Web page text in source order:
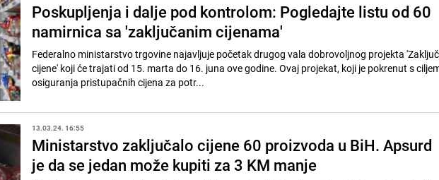
Poskupljenja i dalje pod kontrolom: Pogledajte listu od 60
namirnica sa 'zaključanim cijenama'
Federalno ministarstvo trgovine najavljuje početak drugog vala dobrovoljnog projekta
cijene' koji će trajati od 15. marta do 16. juna ove godine. Ovaj projekat, koji je pokrenut s
osiguranja pristupačnih cijena za potr...
13.03.24. 16:55
Ministarstvo zaključalo cijene 60 proizvoda u BiH. Apsurd
je da se jedan može kupiti za 3 KM manje